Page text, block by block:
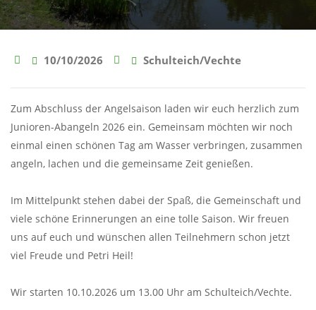
10/10/2026 Schulteich/Vechte
Zum Abschluss der Angelsaison laden wir euch herzlich zum
Junioren-Abangeln 2026 ein. Gemeinsam möchten wir noch
einmal einen schönen Tag am Wasser verbringen, zusammen
angeln, lachen und die gemeinsame Zeit genießen.
Im Mittelpunkt stehen dabei der Spaß, die Gemeinschaft und
viele schöne Erinnerungen an eine tolle Saison. Wir freuen
uns auf euch und wünschen allen Teilnehmern schon jetzt
viel Freude und Petri Heil!
Wir starten 10.10.2026 um 13.00 Uhr am Schulteich/Vechte.